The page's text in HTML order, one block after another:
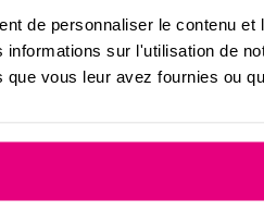
de personnaliser le contenu
informations sur l'utilisation de
que vous leur avez fournies ou